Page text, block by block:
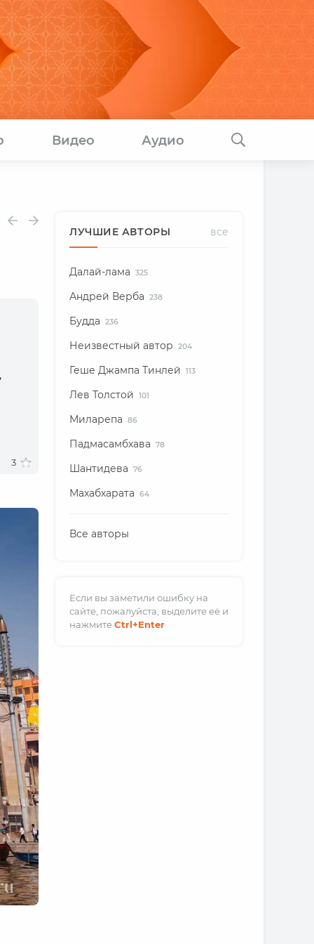
Видео Аудио
3
ЛУЧШИЕ АВТОРЫ все
Далай-лама 325
Андрей Верба 238
Будда 236
Неизвестный автор 204
Геше Джампа Тинлей 113
Лев Толстой 101
Миларепа 86
Падмасамбхава 78
Шантидева 76
Махабхарата 64
Все авторы
Если вы заметили ошибку на
сайте, пожалуйста, выделите её и
нажмитеCtrl+Enter